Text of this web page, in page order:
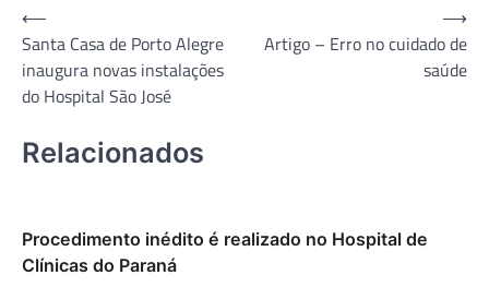
Navegação
de
Post
⟵
Santa Casa de Porto Alegre
inaugura novas instalações
do Hospital São José
Artigo – Erro no cuidado de
saúde
⟶
Relacionados
Procedimento inédito é realizado no Hospital de
Clínicas do Paraná